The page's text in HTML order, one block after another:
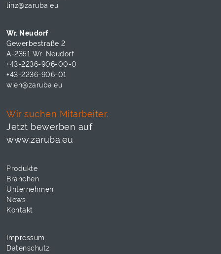
linz@zaruba.eu
Wr. Neudorf
Gewerbestraße 2
A-2351 Wr. Neudorf
+43-2236-906-00-0
+43-2236-906-01
wien@zaruba.eu
Wir suchen Mitarbeiter.
Jetzt bewerben auf
www.zaruba.eu
Produkte
Branchen
Unternehmen
News
Kontakt
Impressum
Datenschutz